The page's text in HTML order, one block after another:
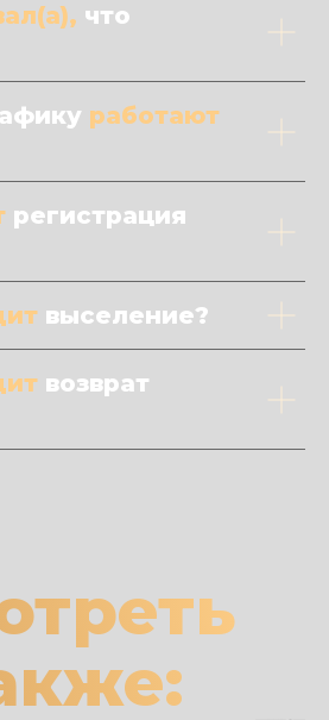
что
работают
регистрация
выселение?
возврат